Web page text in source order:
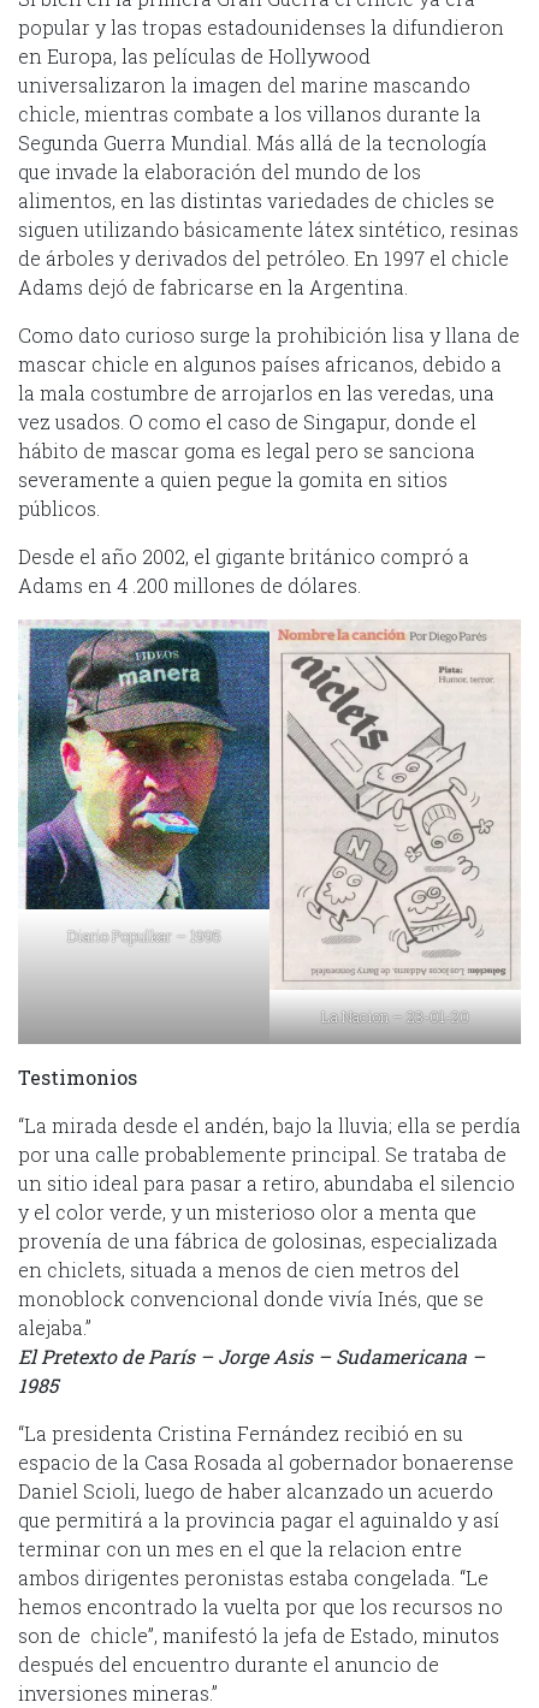
popular y las tropas estadounidenses la difundieron
en Europa, las películas de Hollywood
universalizaron la imagen del marine mascando
chicle, mientras combate a los villanos durante la
Segunda Guerra Mundial. Más allá de la tecnología
que invade la elaboración del mundo de los
alimentos, en las distintas variedades de chicles se
siguen utilizando básicamente látex sintético, resinas
de árboles y derivados del petróleo. En 1997 el chicle
Adams dejó de fabricarse en la Argentina.
Como dato curioso surge la prohibición lisa y llana de
mascar chicle en algunos países africanos, debido a
la mala costumbre de arrojarlos en las veredas, una
vez usados. O como el caso de Singapur, donde el
hábito de mascar goma es legal pero se sanciona
severamente a quien pegue la gomita en sitios
públicos.
Desde el año 2002, el gigante británico compró a
Adams en 4 .200 millones de dólares.
Diario Populkar – 1995
La Nacion – 23-01-20
Testimonios
“La mirada desde el andén, bajo la lluvia; ella se perdía
por una calle probablemente principal. Se trataba de
un sitio ideal para pasar a retiro, abundaba el silencio
y el color verde, y un misterioso olor a menta que
provenía de una fábrica de golosinas, especializada
en chiclets, situada a menos de cien metros del
monoblock convencional donde vivía Inés, que se
alejaba.”
El Pretexto de París – Jorge Asis – Sudamericana –
1985
“La presidenta Cristina Fernández recibió en su
espacio de la Casa Rosada al gobernador bonaerense
Daniel Scioli, luego de haber alcanzado un acuerdo
que permitirá a la provincia pagar el aguinaldo y así
terminar con un mes en el que la relacion entre
ambos dirigentes peronistas estaba congelada. “Le
hemos encontrado la vuelta por que los recursos no
son de chicle”, manifestó la jefa de Estado, minutos
después del encuentro durante el anuncio de
inversiones mineras.”